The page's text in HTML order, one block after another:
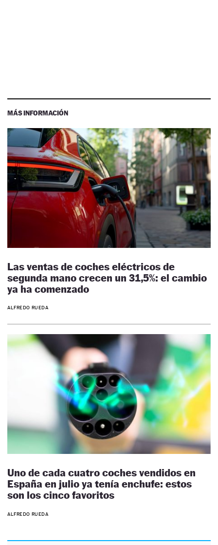
MÁS INFORMACIÓN
Las ventas de coches eléctricos de
segunda mano crecen un 31,5%: el cambio
ya ha comenzado
ALFREDO RUEDA
Uno de cada cuatro coches vendidos en
España en julio ya tenía enchufe: estos
son los cinco favoritos
ALFREDO RUEDA